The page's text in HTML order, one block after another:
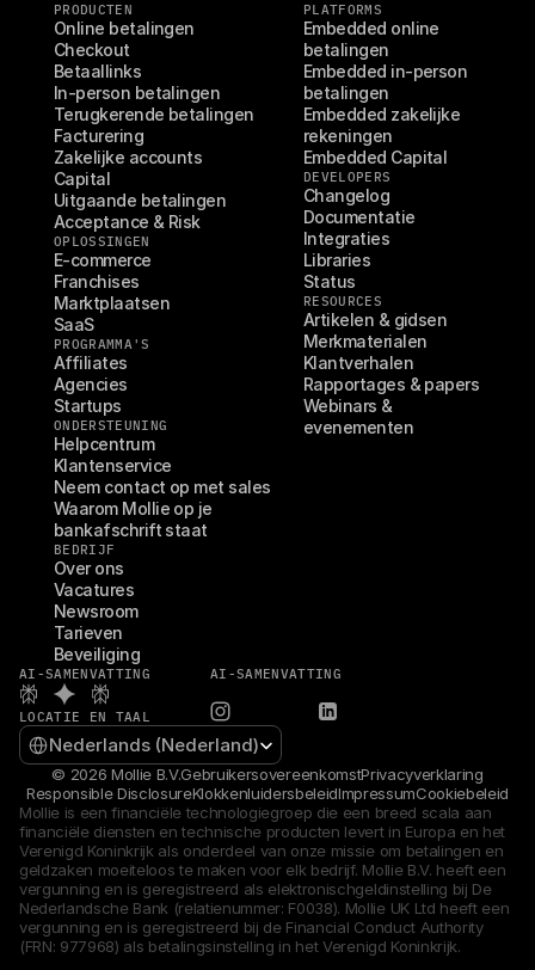
PRODUCTEN
Online betalingen
Checkout
Betaallinks
In-person betalingen
Terugkerende betalingen
Facturering
Zakelijke accounts
Capital
Uitgaande betalingen
Acceptance & Risk
OPLOSSINGEN
E-commerce
Franchises
Marktplaatsen
SaaS
PROGRAMMA'S
Affiliates
Agencies
Startups
ONDERSTEUNING
Helpcentrum
Klantenservice
Neem contact op met sales
Waarom Mollie op je
bankafschrift staat
BEDRIJF
Over ons
Vacatures
Newsroom
Tarieven
Beveiliging
PLATFORMS
Embedded online
betalingen
Embedded in-person
betalingen
Embedded zakelijke
rekeningen
Embedded Capital
DEVELOPERS
Changelog
Documentatie
Integraties
Libraries
Status
RESOURCES
Artikelen & gidsen
Merkmaterialen
Klantverhalen
Rapportages & papers
Webinars &
evenementen
AI-SAMENVATTING AI-SAMENVATTING
LOCATIE EN TAAL
Select Language
Nederlands (Nederland)
© 2026 Mollie B.V.GebruikersovereenkomstPrivacyverklaring
Responsible DisclosureKlokkenluidersbeleidImpressumCookiebeleid
Mollie is een financiële technologiegroep die een breed scala aan
financiële diensten en technische producten levert in Europa en het
Verenigd Koninkrijk als onderdeel van onze missie om betalingen en
geldzaken moeiteloos te maken voor elk bedrijf. Mollie B.V. heeft een
vergunning en is geregistreerd als elektronischgeldinstelling bij De
Nederlandsche Bank (relatienummer: F0038). Mollie UK Ltd heeft een
vergunning en is geregistreerd bij de Financial Conduct Authority
(FRN: 977968) als betalingsinstelling in het Verenigd Koninkrijk.